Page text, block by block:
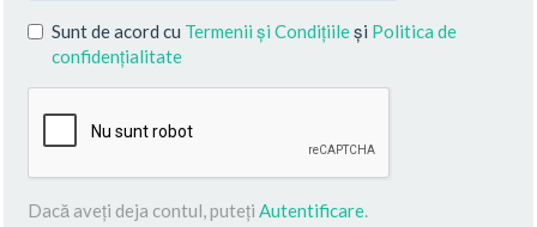
Sunt de acord cu Termenii și Condițiileși Politica de
confidențialitate
Dacă aveți deja contul, puteți Autentificare.